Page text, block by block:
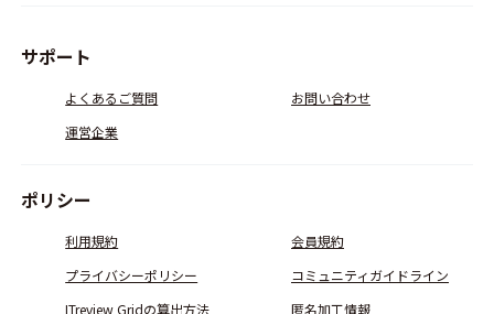
サポート
よくあるご質問
お問い合わせ
運営企業
ポリシー
利用規約
会員規約
プライバシーポリシー
コミュニティガイドライン
ITreview Gridの算出方法
匿名加工情報